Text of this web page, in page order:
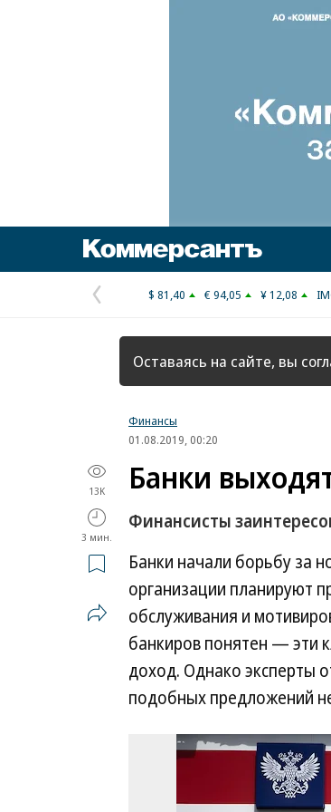
Предыдущая
страница
$ 81,40 € 94,05 ¥ 12,08
Оставаясь на сайте, вы
Финансы
01.08.2019, 00:20
13K
3 мин.
Банки
Финансисты
Банки начали борьбу за
организации планируют
обслуживания и
банкиров понятен — эти
доход. Однако эксперты
подобных предложений